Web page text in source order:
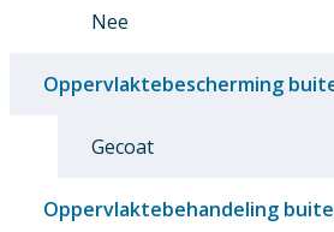
Nee
Oppervlaktebescherming
Gecoat
Oppervlaktebehandeling